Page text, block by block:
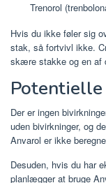
Trenorol
Hvis du ikke føler sig
stak, så fortvivl ikke.
skære stakke og en af
Der er ingen
uden bivirkninger, og
Anvarol er ikke
Desuden, hvis du har
planlægger at bruge